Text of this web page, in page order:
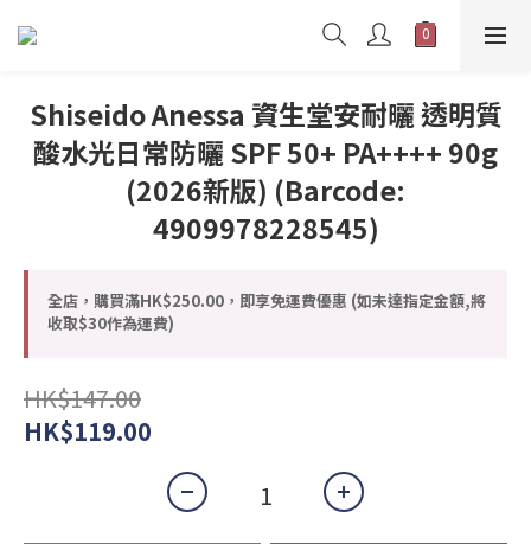
Shiseido Anessa 資生堂安耐曬 透明質
酸水光日常防曬 SPF 50+ PA++++ 90g
(2026新版) (Barcode:
4909978228545)
全店，購買滿HK$250.00，即享免運費優惠 (如未達指定金額,將
收取$30作為運費)
HK$147.00
HK$119.00